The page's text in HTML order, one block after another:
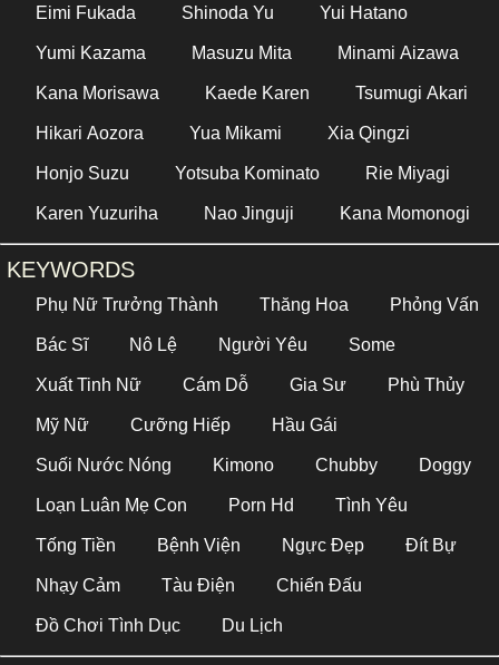
Eimi Fukada Shinoda Yu Yui Hatano
Yumi Kazama Masuzu Mita Minami Aizawa
Kana Morisawa Kaede Karen Tsumugi Akari
Hikari Aozora Yua Mikami Xia Qingzi
Honjo Suzu Yotsuba Kominato Rie Miyagi
Karen Yuzuriha Nao Jinguji Kana Momonogi
KEYWORDS
Phụ Nữ Trưởng Thành Thăng Hoa Phỏng Vấn
Bác Sĩ Nô Lệ Người Yêu Some
Xuất Tinh Nữ Cám Dỗ Gia Sư Phù Thủy
Mỹ Nữ Cưỡng Hiếp Hầu Gái
Suối Nước Nóng Kimono Chubby Doggy
Loạn Luân Mẹ Con Porn Hd Tình Yêu
Tống Tiền Bệnh Viện Ngực Đẹp Đít Bự
Nhạy Cảm Tàu Điện Chiến Đấu
Đồ Chơi Tình Dục Du Lịch